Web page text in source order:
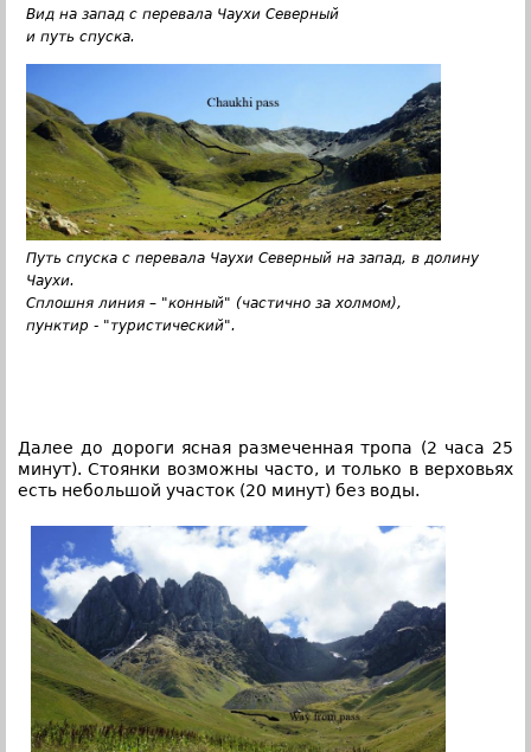
Вид на запад с перевала Чаухи Северный
и путь спуска.
Путь спуска с перевала Чаухи Северный на запад, в долину
Чаухи.
Cплошня линия – "конный" (частично за холмом),
пунктир - "туристический".
Далее до дороги ясная размеченная тропа (2 часа 25
минут). Стоянки возможны часто, и только в верховьях
есть небольшой участок (20 минут) без воды.